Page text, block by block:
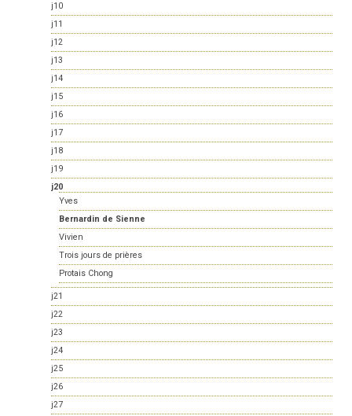
j10
j11
j12
j13
j14
j15
j16
j17
j18
j19
j20
Yves
Bernardin de Sienne
Vivien
Trois jours de prières
Protais Chong
j21
j22
j23
j24
j25
j26
j27